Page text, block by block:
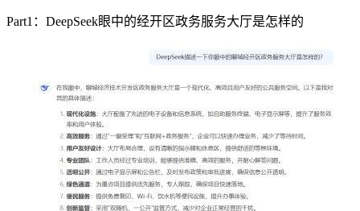
Part1：DeepSeek眼中的经开区政务服务大厅是怎样的